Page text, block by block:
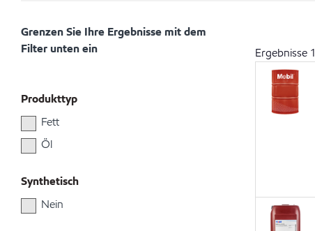
Grenzen Sie Ihre Ergebnisse mit dem
Filter unten ein
Produkttyp
Fett
Öl
Synthetisch
Nein
Ergebnisse 1